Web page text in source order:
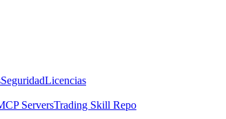
SeguridadLicencias
ServersTrading Skill Repo